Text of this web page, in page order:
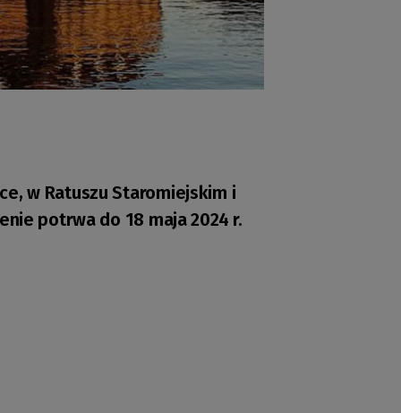
w Ratuszu Staromiejskim i
potrwa do 18 maja 2024 r.